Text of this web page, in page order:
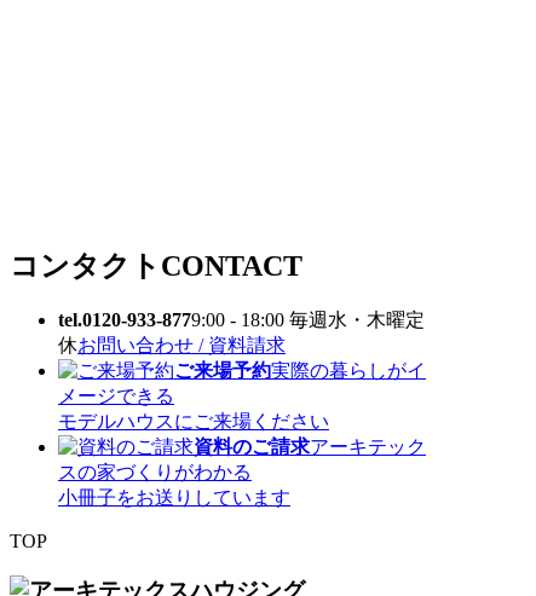
コンタクト CONTACT
tel.0120-933-8779:00 - 18:00 毎週水・木曜定
休お問い合わせ / 資料請求
ご来場予約実際の暮らしがイ
メージできる
モデルハウスにご来場ください
資料のご請求アーキテック
スの家づくりがわかる
小冊子をお送りしています
TOP